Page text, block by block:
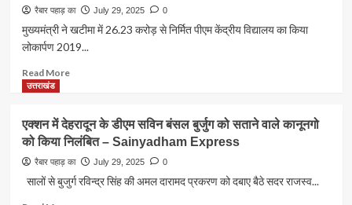
Express
ली
प्रदेश
के
धार्मिक
को
लेकर
वरिष्ठ
के
रैबार पहाड़ का July 29, 2025 0
मुख्यमंत्री ने खटीमा में 26.23 करोड़ से निर्मित पीएम केंद्रीय विद्यालय का किया
लोकार्पण 2019...
Read MoreRead
ने
खटीमा
में
26.23
करोड़
उत्तराखंड
एक्शन में देहरादून के डीएम सविन बंसल बुर्जुग को सताने वाले कानूनगो
को किया निलंबित – Sainyadham Express
रैबार पहाड़ का July 29, 2025 0
सालों से बुजुर्ग रविन्द्र सिंह की अमल दारामद प्रकरण को दबाए बैठे सदर राजस्व...